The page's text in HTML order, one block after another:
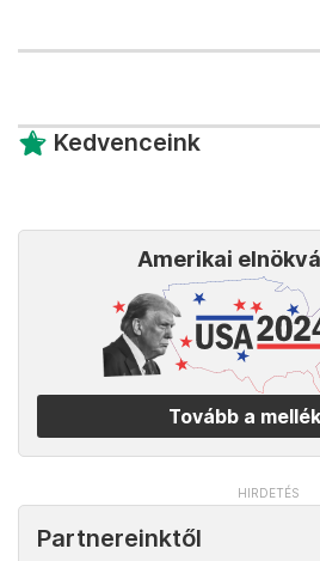
Kedvenceink
Amerikai
Tovább a
Partnereinktől